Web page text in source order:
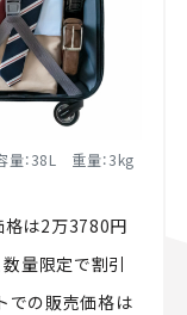
：38L 重量：3kg
は2万3780円
数量限定で割引
での販売価格は